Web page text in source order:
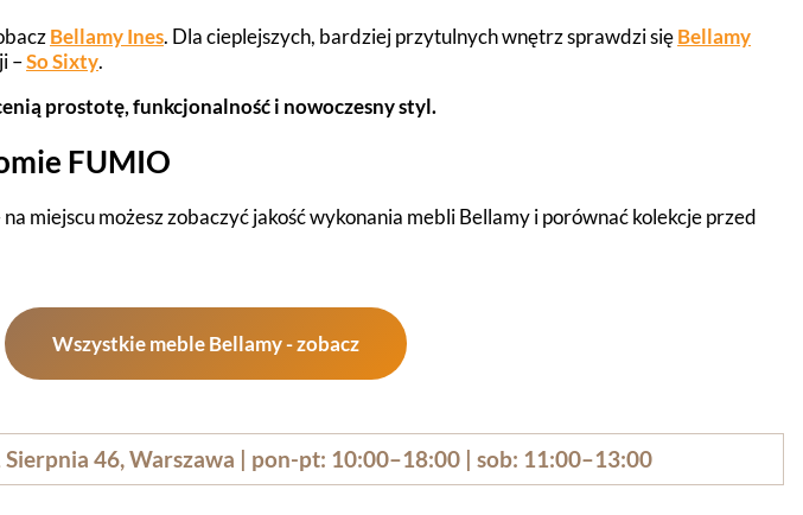
Bellamy Ines. Dla cieplejszych, bardziej przytulnych wnętrz sprawdzi sięBellamy
–So Sixty.
prostotę, funkcjonalność i nowoczesny styl.
FUMIO
miejscu możesz zobaczyć jakość wykonania mebli Bellamy i porównać kolekcje przed
Wszystkie meble Bellamy - zobacz
46, Warszawa | pon-pt: 10:00–18:00 | sob: 11:00–13:00